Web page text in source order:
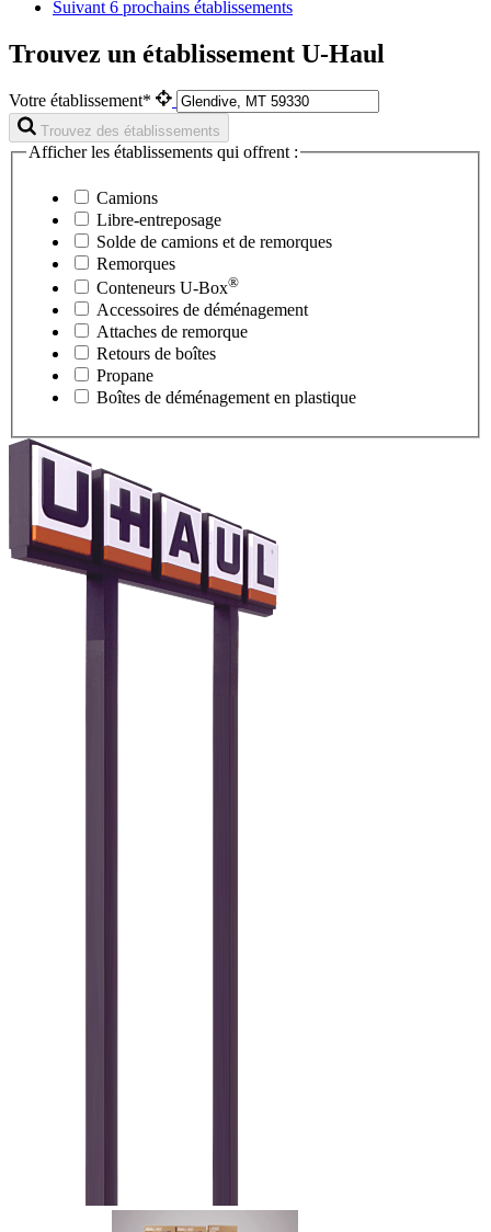
Suivant 6 prochains établissements
Trouvez un établissement U-Haul
Votre établissement*
Trouvez des établissements
Afficher les établissements qui offrent :
Camions
Libre-entreposage
Solde de camions et de remorques
Remorques
Conteneurs U-Box®
Accessoires de déménagement
Attaches de remorque
Retours de boîtes
Propane
Boîtes de déménagement en plastique